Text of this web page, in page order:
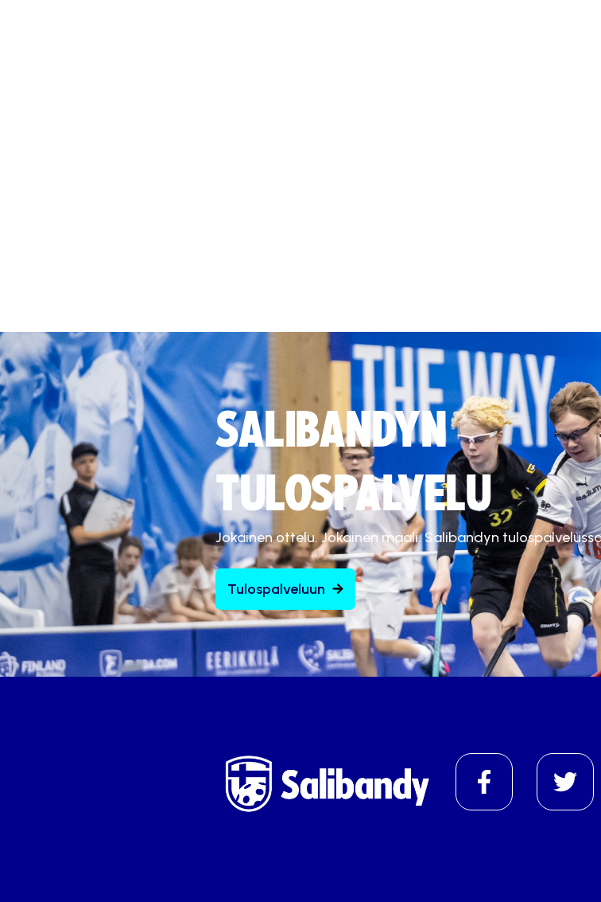
SALIBANDYN
TULOSPALVELU
Jokainen ottelu. Jokainen maali. Salibandyn
Tulospalveluun